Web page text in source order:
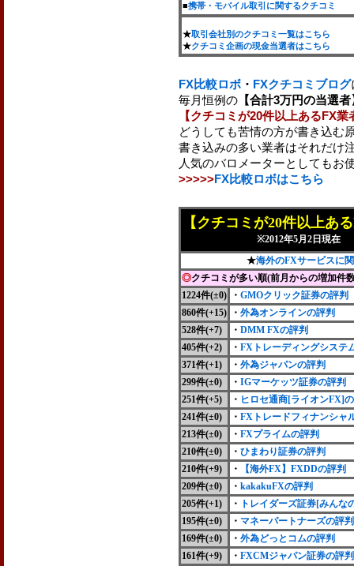
■携帯・モバイル取引に関するクチコミ
★取引会社別のクチコミ一覧はこちら
★クチコミ企画の現金当選者はこちら
FX比較ロボ ・ FXクチコミブログ
毎月恒例の 【合計3万円の当選
【クチコミが20件以上あるFX業
どうしても苦情の方が書き込む
書き込みの多い業者はそれだけ
人気のバロメーターとしてもお
>>>>>FX比較ロボはこちら
【クチコミが20件以上あ
※2012年5月2日現在
★海外のFXサービスに
◎クチコミが多い順(前月からの増加件
1224件(±0)
・ GMOクリック証券の評判
860件(+15) ・ 外為オンラインの評判
528件(+7)
・ DMM FXの評判
405件(+2)
・ FXトレーディングシステ
371件(+1) ・ 外為ジャパンの評判
299件(±0) ・ IGマーケッツ証券の評判
251件(+5)
・ ヒロセ通商[ライオンFX]
241件(±0) ・ FXトレードフィナンシャ
213件(±0) ・ FXプライムの評判
210件(±0)
・ ひまわり証券の評判
210件(+9)
・
【海外FX】FXDDの評判
209件(±0) ・ kakakuFXの評判
205件(+1)
・
トレイダーズ証券[みんな
195件(±0) ・ マネーパートナーズの評判
169件(±0)
・ 外為どっとコムの評判
161件(+9)
・ FXCMジャパン証券の評判